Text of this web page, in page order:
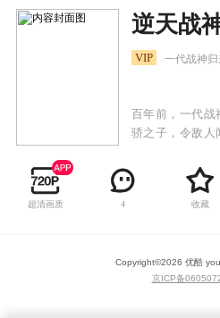
VIP 一代战神
百年前，一代战
骄之子，令敌人
进入黄金时代，
了八荒大陆中
转，逆天改命
超清画质 4 收藏
Copyright©2026 优酷
京ICP备